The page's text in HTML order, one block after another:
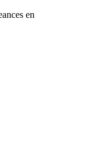
en